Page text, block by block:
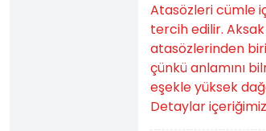
Atasözleri cümle
tercih edilir.
atasözlerinden
çünkü anlamını
eşekle yüksek
Detaylar